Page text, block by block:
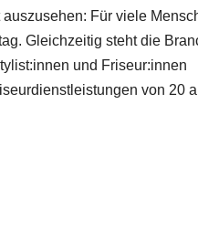
Für viele
Gleichzeitig steht die
und Friseur:innen
von 20